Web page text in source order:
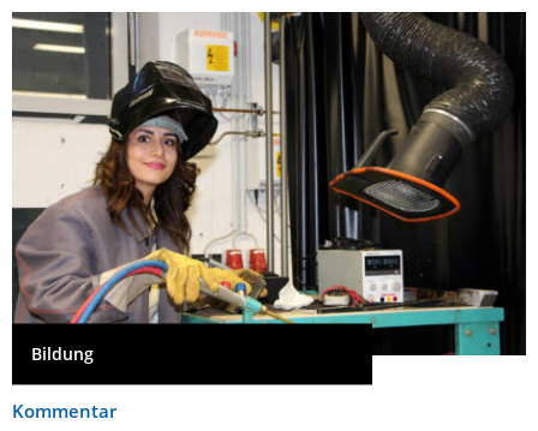
Bildung
Kommentar